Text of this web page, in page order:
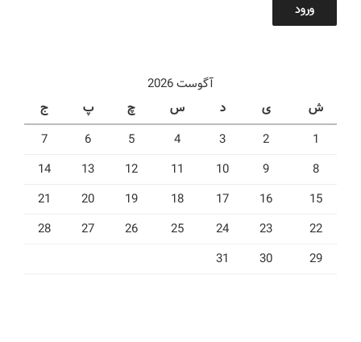
ورود
آگوست 2026
ش
ی د س چ پ
ج
1
2
3
4
5
6
7
8
9
10
11
12
13
14
15
16
17
18
19
20
21
22
23
24
25
26
27
28
29
30
31